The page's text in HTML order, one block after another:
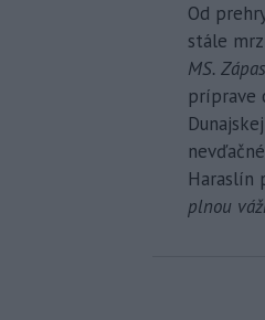
Od
stále
MS.
príprave
Haraslín
plnou